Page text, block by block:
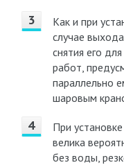
Как и при
случае
снятия его
работ,
параллельно
шаровым
При
велика
без воды,